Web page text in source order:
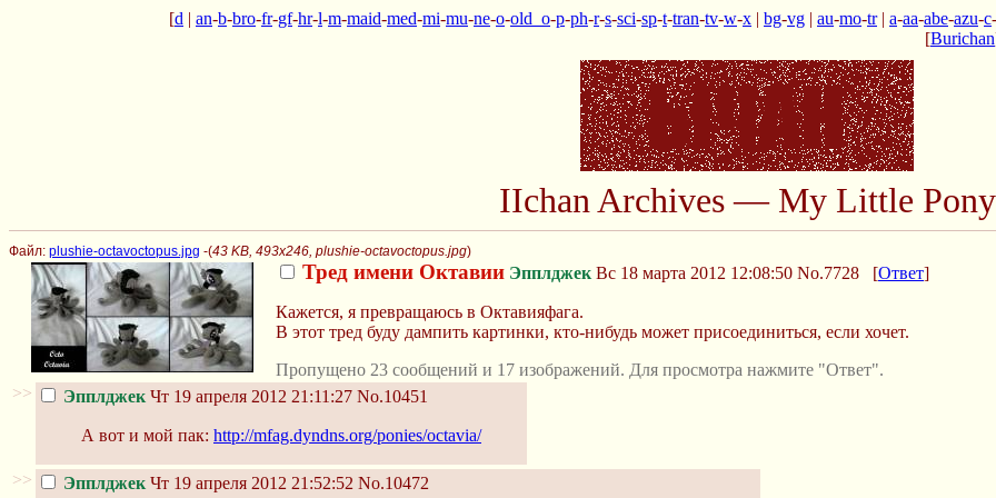
[d | an-b-bro-fr-gf-hr-l-m-maid-med-mi-mu-ne-o-old_o-p-ph-r-s-sci-sp-t-tran-tv-w-x | bg-vg | au-mo-tr| a-aa-abe-azu-c-
[Burichan
IIchan Archives — My Little Pony
Файл: plushie-octavoctopus.jpg -(43 KB, 493x246, plushie-octavoctopus.jpg)
Тред имени Октавии Эпплджек Вс 18 марта 2012 12:08:50 No.7728 [Ответ]
Кажется, я превращаюсь в Октавияфага.
В этот тред буду дампить картинки, кто-нибудь может присоединиться, если хочет.
Пропущено 23 сообщений и 17 изображений. Для просмотра нажмите "Ответ".
>>
Эпплджек Чт 19 апреля 2012 21:11:27 No.10451
А вот и мой пак: http://mfag.dyndns.org/ponies/octavia/
>> Эпплджек Чт 19 апреля 2012 21:52:52 No.10472